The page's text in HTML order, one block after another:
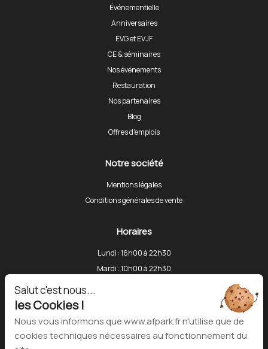
Événementielle
Anniversaires
EVG et EVJF
CE & séminaires
Nos événements
Restauration
Nos partenaires
Blog
Offres d'emplois
Notre société
Mentions légales
Conditions générales de vente
Horaires
Lundi : 16h00 à 22h30
Mardi : 10h00 à 22h30
Samedi : 10h00 à 18h30
Salut c'est nous...
les Cookies !
Nous vous informons que www.afpark.fr n'utilise que de
cookies techniques nécessaires au fonctionnement du